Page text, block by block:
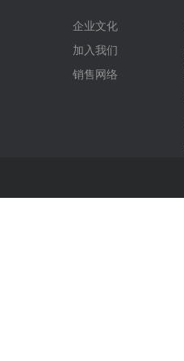
企业文化
加入我们
销售网络